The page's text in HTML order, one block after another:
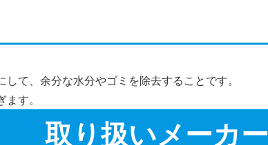
て、余分な水分やゴミを除去することです。
す。
取り扱いメーカー